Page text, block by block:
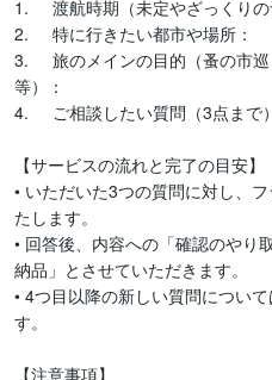
1.	渡航時期（未定やざっくりの予定でもOK）：
2.	特に行きたい都市や場所：
3.	旅のメインの目的（蚤の市巡り、お城ホテルに泊まりたい、
等）：
4.	ご相談したい質問（3点まで）：
【サービスの流れと完了の目安】
• いただいた3つの質問に対し、
たします。
• 回答後、内容への「確認のやり
納品」とさせていただきます。
• 4つ目以降の新しい質問につい
す。
【注意事項】